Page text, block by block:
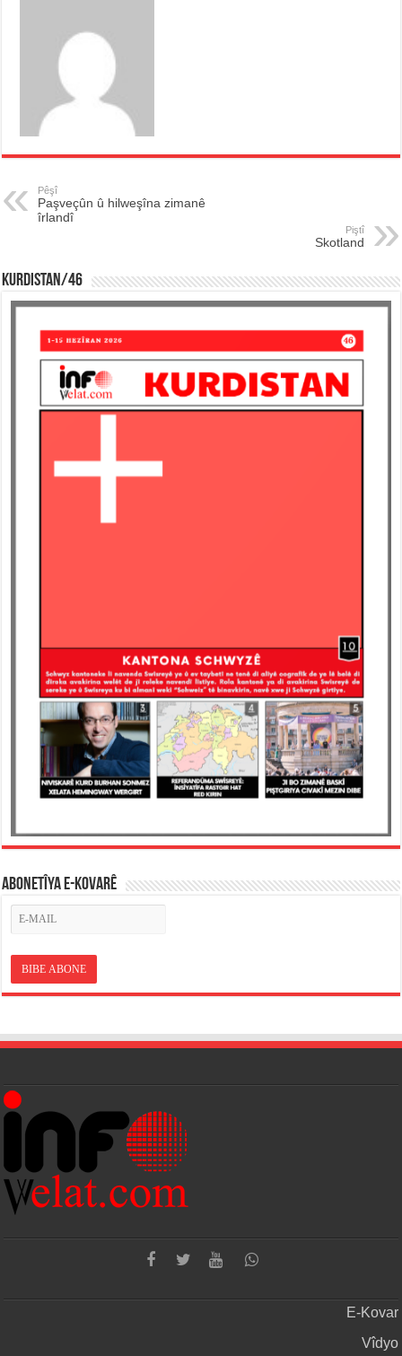
Pêşî
Paşveçûn û hilweşîna zimanê
îrlandî
Piştî
Skotland
KURDISTAN/46
ABONETÎYA E-KOVARÊ
E-Kovar
Vîdyo